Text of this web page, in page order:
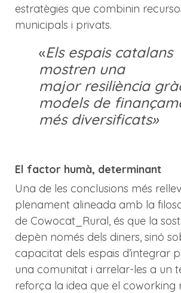
estratègies que combinin
municipals i privats.
«Els espais catalans
mostren una
major resiliència
models de
més diversificats»
El factor humà, determinant
Una de les conclusions més
plenament alineada amb la
de Cowocat_Rural, és que la
depèn només dels diners, sinó
capacitat dels espais d’integrar
una comunitat i arrelar-les a un
reforça la idea que el coworking